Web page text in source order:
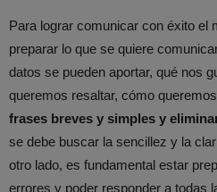
Para lograr comunicar con éxito el
preparar lo que se quiere
datos se pueden aportar, qué nos
queremos resaltar, cómo
frases breves y simples y
se debe buscar la sencillez y la
otro lado, es fundamental estar
errores y poder responder a todas